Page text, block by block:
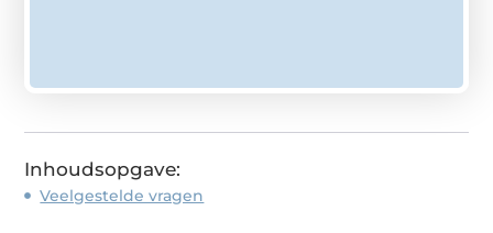
Inhoudsopgave:
Veelgestelde vragen